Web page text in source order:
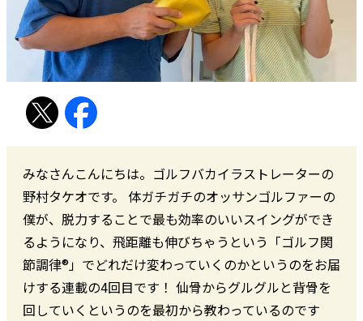
みなさんこんにちは。ゴルフバカイラストレーターの
野村タケオです。 体ガチガチのオッサンゴルファーの
僕が、脱力することで最も効率のいいスイングができ
るようになり、飛距離も伸びちゃうという「ゴルフ関
節調律®」でどれだけ変わっていくのかというのをお届
けする連載の4回目です！ 仙骨からグルグルと背骨を
回していくというのを最初から教わっているのです